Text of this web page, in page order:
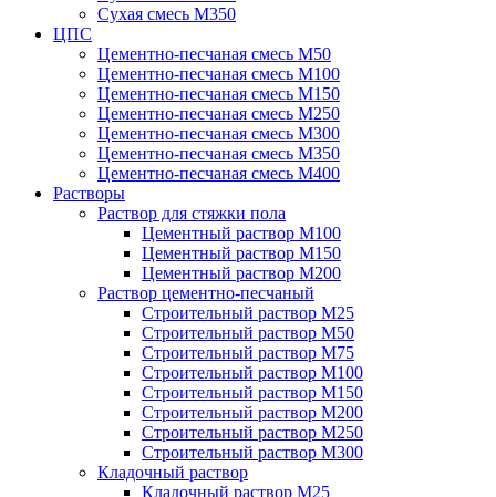
Сухая смесь М350
ЦПС
Цементно-песчаная смесь М50
Цементно-песчаная смесь М100
Цементно-песчаная смесь М150
Цементно-песчаная смесь М250
Цементно-песчаная смесь М300
Цементно-песчаная смесь М350
Цементно-песчаная смесь М400
Растворы
Раствор для стяжки пола
Цементный раствор М100
Цементный раствор М150
Цементный раствор М200
Раствор цементно-песчаный
Строительный раствор М25
Строительный раствор М50
Строительный раствор М75
Строительный раствор М100
Строительный раствор М150
Строительный раствор М200
Строительный раствор М250
Строительный раствор М300
Кладочный раствор
Кладочный раствор М25